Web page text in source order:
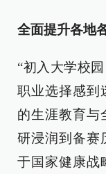
全面提升各地
“初入大学校
职业选择感到
的生涯教育与
研浸润到备赛
于国家健康战